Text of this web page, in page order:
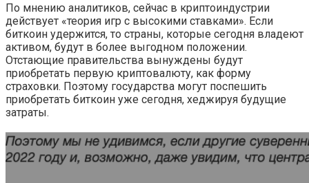
По мнению аналитиков, сейчас в криптоиндустрии
действует «теория игр с высокими ставками». Если
биткоин удержится, то страны, которые сегодня владеют
активом, будут в более выгодном положении.
Отстающие правительства вынуждены будут
приобретать первую криптовалюту, как форму
страховки. Поэтому государства могут поспешить
приобретать биткоин уже сегодня, хеджируя будущие
затраты.